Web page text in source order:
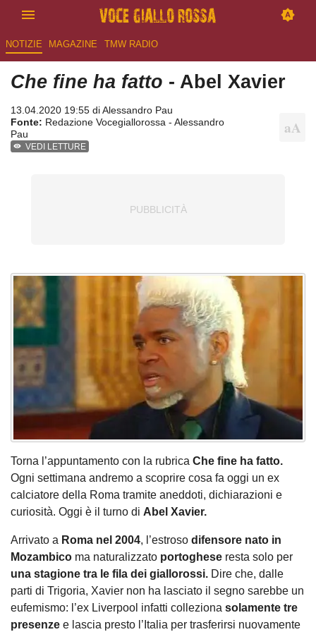
NOTIZIE MAGAZINE TMW RADIO
Che fine ha fatto - Abel Xavier
13.04.2020 19:55 diAlessandro Pau
Fonte: Redazione Vocegiallorossa - Alessandro
Pau
VEDI LETTURE
Torna l’appuntamento con la rubrica Che fine ha fatto.
Ogni settimana andremo a scoprire cosa fa oggi un ex
calciatore della Roma tramite aneddoti, dichiarazioni e
curiosità. Oggi è il turno di Abel Xavier.
Arrivato a Roma nel 2004, l’estroso difensore nato in
Mozambico ma naturalizzato portoghese resta solo per
una stagione tra le fila dei giallorossi. Dire che, dalle
parti di Trigoria, Xavier non ha lasciato il segno sarebbe un
eufemismo: l’ex Liverpool infatti colleziona solamente tre
presenze e lascia presto l’Italia per trasferirsi nuovamente